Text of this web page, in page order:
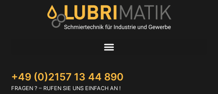
+49 (0)2157 13 44 890
FRAGEN ? – RUFEN SIE UNS EINFACH AN !